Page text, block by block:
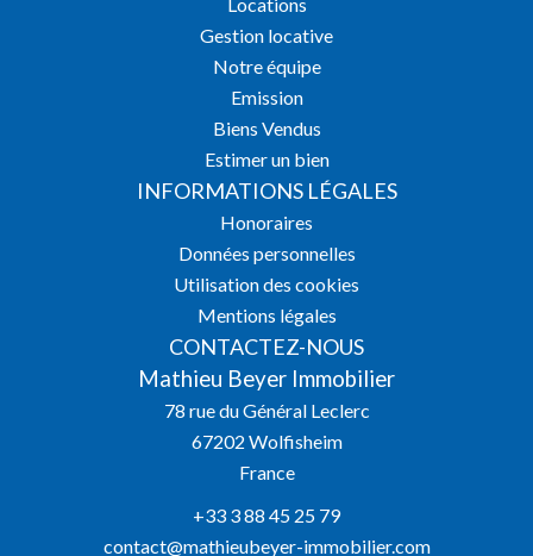
Gestion locative
Notre équipe
Emission
Biens Vendus
Estimer un bien
INFORMATIONS LÉGALES
Honoraires
Données personnelles
Utilisation des cookies
Mentions légales
CONTACTEZ-NOUS
Mathieu Beyer Immobilier
78 rue du Général Leclerc
67202 Wolfisheim
France
+33 3 88 45 25 79
contact@mathieubeyer-immobilier.com